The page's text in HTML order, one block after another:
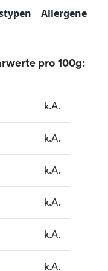
Allergene
pro 100g:
k.A.
k.A.
k.A.
k.A.
k.A.
k.A.